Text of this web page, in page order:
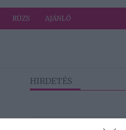
RÚZS AJÁNLÓ
HIRDETÉS